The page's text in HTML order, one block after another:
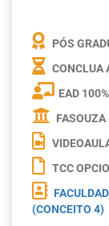
PÓS
CONCLUA
EAD
FASOUZA
TCC
(CONCEITO 4)